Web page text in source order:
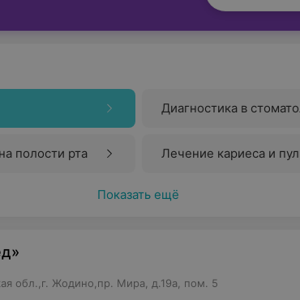
Диагностика в
полости рта
Лечение кариеса и
Показать ещё
обл.,г. Жодино,пр. Мира, д.19а, пом. 5